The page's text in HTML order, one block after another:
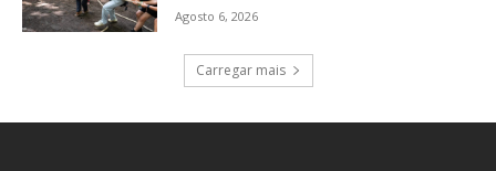
Agosto 6, 2026
Carregar mais